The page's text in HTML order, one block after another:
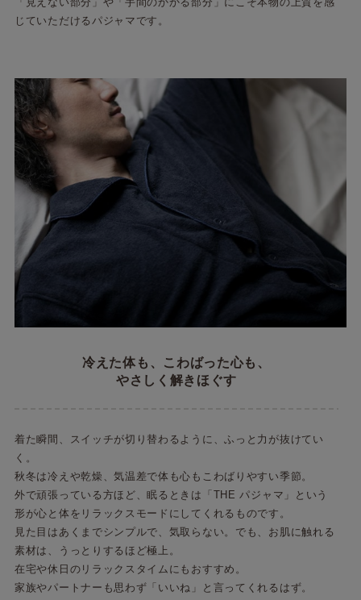
じていただけるパジャマです。
冷えた体も、こわばった心も、
やさしく解きほぐす
着た瞬間、スイッチが切り替わるように、ふっと力が抜けてい
く。
秋冬は冷えや乾燥、気温差で体も心もこわばりやすい季節。
外で頑張っている方ほど、眠るときは「THE パジャマ」という
形が心と体をリラックスモードにしてくれるものです。
見た目はあくまでシンプルで、気取らない。でも、お肌に触れる
素材は、うっとりするほど極上。
在宅や休日のリラックスタイムにもおすすめ。
家族やパートナーも思わず「いいね」と言ってくれるはず。